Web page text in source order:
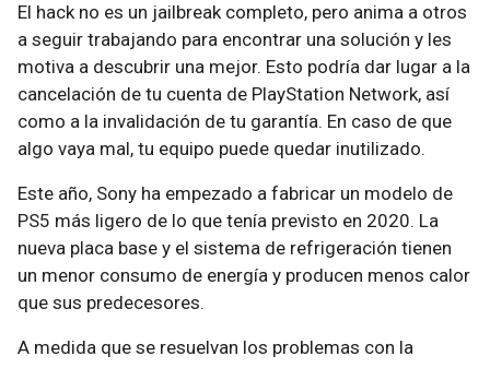
El hack no es un jailbreak completo, pero anima a otros
a seguir trabajando para encontrar una solución y les
motiva a descubrir una mejor. Esto podría dar lugar a la
cancelación de tu cuenta de PlayStation Network, así
como a la invalidación de tu garantía. En caso de que
algo vaya mal, tu equipo puede quedar inutilizado.
Este año, Sony ha empezado a fabricar un modelo de
PS5 más ligero de lo que tenía previsto en 2020. La
nueva placa base y el sistema de refrigeración tienen
un menor consumo de energía y producen menos calor
que sus predecesores.
A medida que se resuelvan los problemas con la